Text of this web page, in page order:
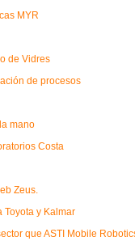
MYR
de Vidres
de procesos
mano
Costa
Zeus.
Toyota y Kalmar
que ASTI Mobile